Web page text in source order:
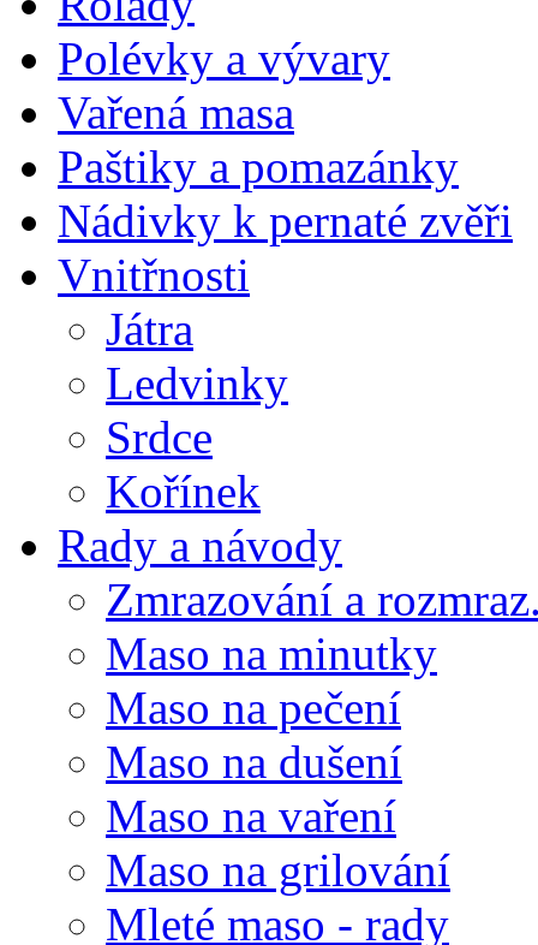
Polévky a vývary
Vařená masa
Paštiky a pomazánky
Nádivky k pernaté zvěři
Vnitřnosti
Játra
Ledvinky
Srdce
Kořínek
Rady a návody
Zmrazování a
Maso na minutky
Maso na pečení
Maso na dušení
Maso na vaření
Maso na grilování
Mleté maso - rady